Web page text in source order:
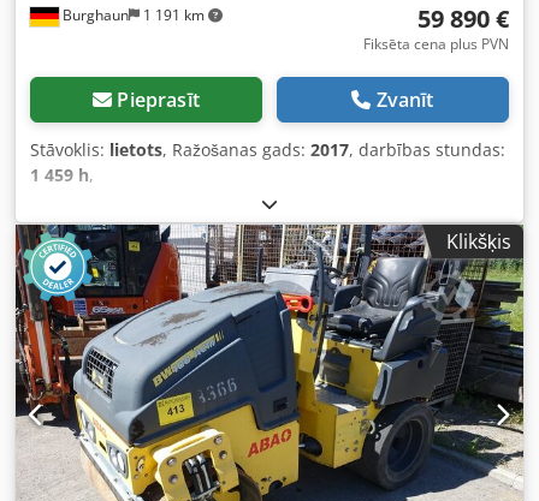
Burghaun 1 191 km 59 890 €
Fiksēta cena plus PVN
Pieprasīt Zvanīt
Stāvoklis: lietots, Ražošanas gads: 2017, darbības stundas:
1 459 h,
Klikšķis